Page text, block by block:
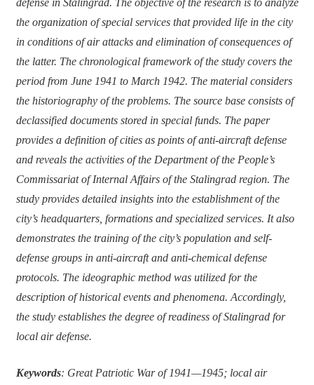
the organization of special services that provided life in the city
in conditions of air attacks and elimination of consequences of
the latter. The chronological framework of the study covers the
period from June 1941 to March 1942. The material considers
the historiography of the problems. The source base consists of
declassified documents stored in special funds. The paper
provides a definition of cities as points of anti-aircraft defense
and reveals the activities of the Department of the People’s
Commissariat of Internal Affairs of the Stalingrad region. The
study provides detailed insights into the establishment of the
city’s headquarters, formations and specialized services. It also
demonstrates the training of the city’s population and self-
defense groups in anti-aircraft and anti-chemical defense
protocols. The ideographic method was utilized for the
description of historical events and phenomena. Accordingly,
the study establishes the degree of readiness of Stalingrad for
local air defense.
Keywords: Great Patriotic War of 1941—1945; local air